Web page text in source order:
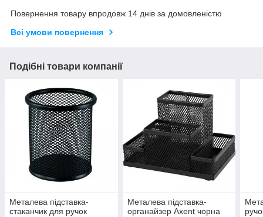
Повернення товару впродовж 14 днів за домовленістю
Всі умови повернення
Подібні товари компанії
Металева підставка-
стаканчик для ручок
Металева підставка-
органайзер Axent чорна